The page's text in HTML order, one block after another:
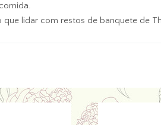
que lidar com restos de banquete de